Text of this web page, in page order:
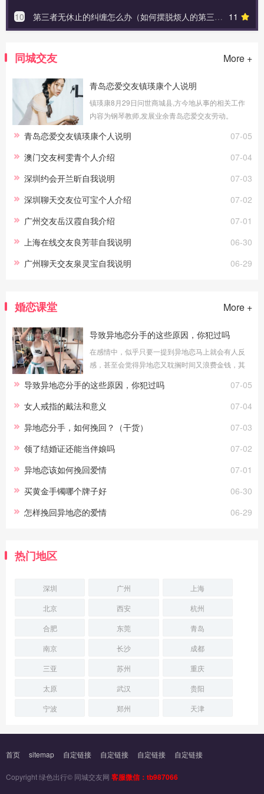
11
10 第三者无休止的纠缠怎么办（如何摆脱烦人的第三者）
同城交友 More +
青岛恋爱交友镇瑛康个人说明
镇瑛康8月29日问世商城县,方今地从事的相关工作
内容为钢琴教师,发展业余青岛恋爱交友劳动。
07-05
青岛恋爱交友镇瑛康个人说明
07-04
澳门交友柯雯青个人介绍
07-03
深圳约会开兰昕自我说明
07-02
深圳聊天交友位可宝个人介绍
07-01
广州交友岳汉霞自我介绍
06-30
上海在线交友良芳菲自我说明
06-29
广州聊天交友泉灵宝自我说明
婚恋课堂 More +
导致异地恋分手的这些原因，你犯过吗
在感情中，似乎只要一提到异地恋马上就会有人反
感，甚至会觉得异地恋又耽搁时间又浪费金钱，其
异地恋并不能摧毁两个真正相爱的，能摧毁他 07-05
导致异地恋分手的这些原因，你犯过吗
07-04
女人戒指的戴法和意义
07-03
异地恋分手，如何挽回？（干货）
07-02
领了结婚证还能当伴娘吗
07-01
异地恋该如何挽回爱情
06-30
买黄金手镯哪个牌子好
06-29
怎样挽回异地恋的爱情
热门地区
深圳 广州
上海
北京
西安
杭州
合肥
东莞
青岛
南京
长沙
成都
三亚
苏州
重庆
太原
武汉
贵阳
宁波
郑州 天津
首页 sitemap 自定链接 自定链接 自定链接 自定链接
Copyright 绿色出行© 同城交友网 客服微信：tb987066